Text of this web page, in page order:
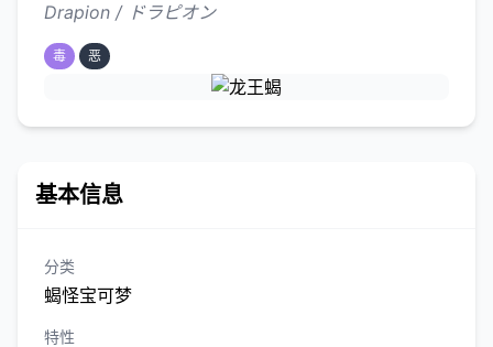
Drapion / ドラピオン
毒 恶
基本信息
分类
蝎怪宝可梦
特性